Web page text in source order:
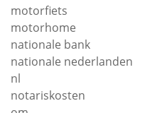
motorfiets
motorhome
nationale bank
nationale nederlanden
nl
notariskosten